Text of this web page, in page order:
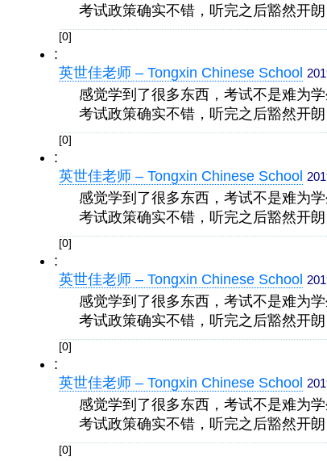
考试政策确实不错，听完之后豁然开
[0]
:
英世佳老师 – Tongxin Chinese School
感觉学到了很多东西，考试不是难为
考试政策确实不错，听完之后豁然开
[0]
:
英世佳老师 – Tongxin Chinese School
感觉学到了很多东西，考试不是难为
考试政策确实不错，听完之后豁然开
[0]
:
英世佳老师 – Tongxin Chinese School
感觉学到了很多东西，考试不是难为
考试政策确实不错，听完之后豁然开
[0]
:
英世佳老师 – Tongxin Chinese School
感觉学到了很多东西，考试不是难为
考试政策确实不错，听完之后豁然开
[0]